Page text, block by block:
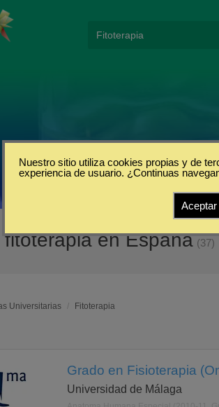
en España (37)
Universitarias / Fitoterapia
Grado en Fisioterapia
Universidad de Málaga
Nuestro sitio utiliza cookies propias y de
experiencia de usuario. ¿Continuas
Aceptar